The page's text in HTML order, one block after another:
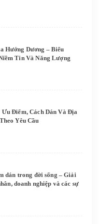
Hướng Dương – Biểu
Tin Và Năng Lượng
Điểm, Cách Dán Và Địa
Yêu Cầu
dán trong đời sống – Giải
doanh nghiệp và các sự